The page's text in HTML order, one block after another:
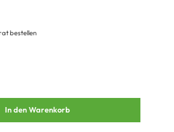
bestellen
In den Warenkorb